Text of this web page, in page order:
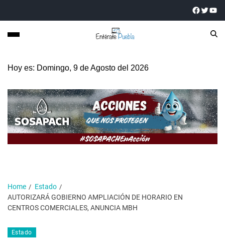
Hoy es: Domingo, 9 de Agosto del 2026
Home
Estado
AUTORIZARÁ GOBIERNO AMPLIACIÓN DE HORARIO EN
CENTROS COMERCIALES, ANUNCIA MBH
Estado